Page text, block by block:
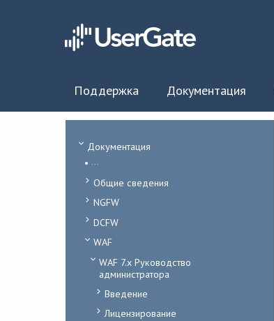
Поддержка Документация
Документация
...
Общие сведения
NGFW
DCFW
WAF
WAF 7.x Руководство
администратора
Введение
Лицензирование